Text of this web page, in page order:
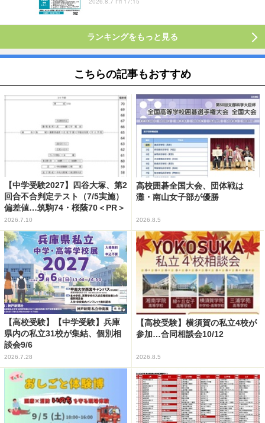
ランキングをもっと見る
こちらの記事もおすすめ
【中学受験2027】四谷大塚、第2
回合不合判定テスト（7/5実施）
偏差値…筑駒74・桜蔭70＜PR＞
2026.7.10
高校囲碁全国大会、団体戦は
灘・南山女子部が優勝
2026.8.5
【高校受験】【中学受験】兵庫
県内の私立31校が集結、個別相
談会9/6
2026.7.28
【高校受験】横須賀の私立4校が
参加…合同相談会10/12
2026.8.5